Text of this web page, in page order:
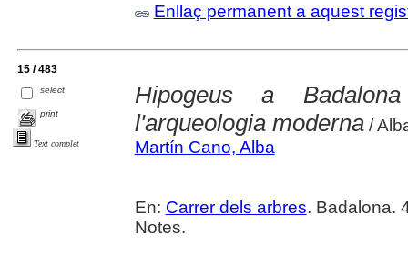
Enllaç permanent a aquest
15 / 483
select
print
Text complet
Hipogeus a
l'arqueologia moderna/
Martín Cano, Alba
En: Carrer dels arbres. Badalona.
Notes.